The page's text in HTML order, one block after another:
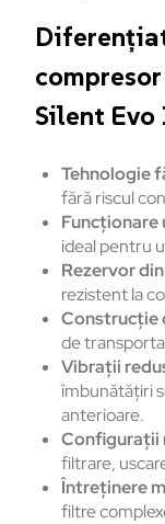
Silent Evo
Tehnologie
fără riscul
ideal pentru
Rezervor
rezistent la
Construcție
de
Vibrații
îmbunătățiri
anterioare.
Configurații
filtrare,
Întreținere
filtre